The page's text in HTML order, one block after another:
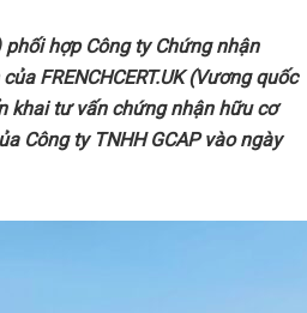
phối hợp Công ty Chứng nhận
FRENCHCERT.UK (Vương quốc
khai tư vấn chứng nhận hữu cơ
Công ty TNHH GCAPvào ngày